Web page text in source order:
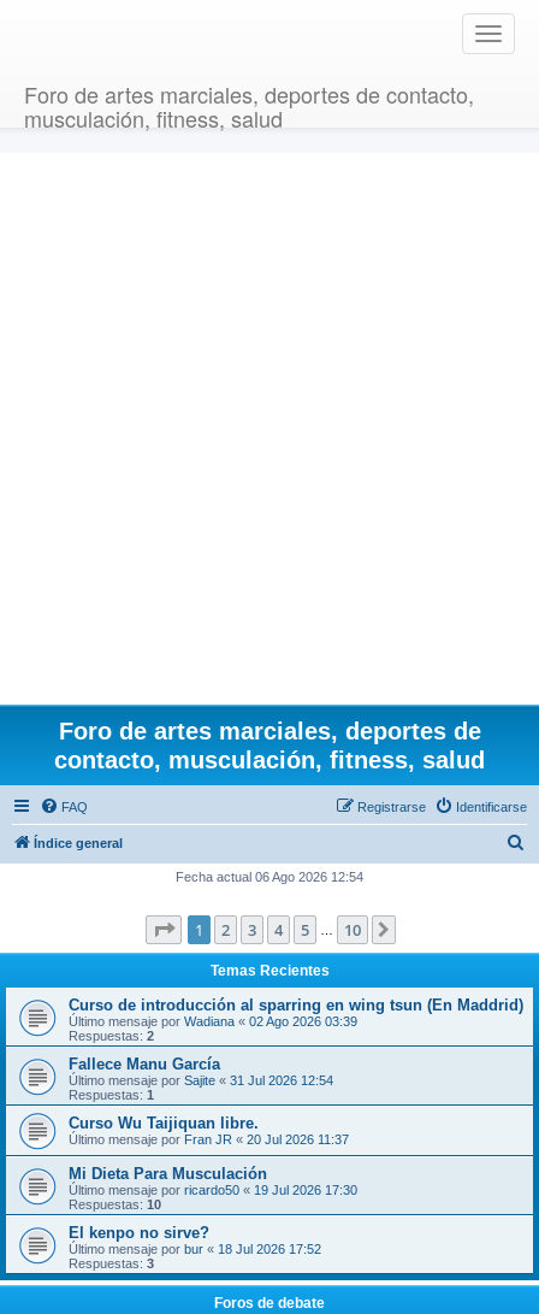
T
o
Foro de artes marciales, deportes de contacto,
musculación, fitness, salud
Foro de artes marciales, deportes de
contacto, musculación, fitness, salud
FAQ Identificarse
Registrarse
Índice general
a
r
Fecha actual 06 Ago 2026 12:54
Página de 10
1 2 3 4 5 10
Temas Recientes
Curso de introducción al sparring en wing tsun (En Maddrid)
Último mensaje por Wadiana « 02 Ago 2026 03:39
Respuestas: 2
Fallece Manu García
Último mensaje por Sajite « 31 Jul 2026 12:54
Respuestas: 1
Curso Wu Taijiquan libre.
Último mensaje por Fran JR « 20 Jul 2026 11:37
Mi Dieta Para Musculación
Último mensaje por ricardo50 « 19 Jul 2026 17:30
Respuestas: 10
El kenpo no sirve?
Último mensaje por bur « 18 Jul 2026 17:52
Respuestas: 3
Foros de debate